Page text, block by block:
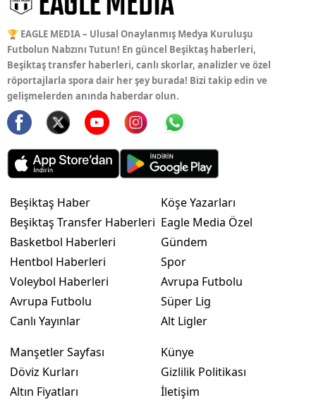
🏆 EAGLE MEDIA – Ulusal Onaylanmış Medya Kuruluşu
Futbolun Nabzını Tutun! En güncel Beşiktaş haberleri,
Beşiktaş transfer haberleri, canlı skorlar, analizler ve özel
röportajlarla spora dair her şey burada! Bizi takip edin ve
gelişmelerden anında haberdar olun.
Beşiktaş Haber
Beşiktaş Transfer Haberleri
Basketbol Haberleri
Hentbol Haberleri
Voleybol Haberleri
Avrupa Futbolu
Canlı Yayınlar
Köşe Yazarları
Eagle Media Özel
Gündem
Spor
Avrupa Futbolu
Süper Lig
Alt Ligler
Manşetler Sayfası
Döviz Kurları
Altın Fiyatları
Künye
Gizlilik Politikası
İletişim